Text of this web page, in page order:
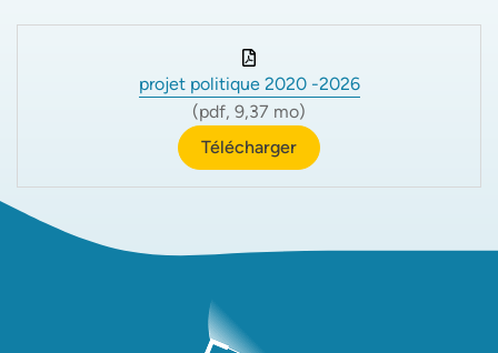
projet politique 2020 -2026
(pdf, 9,37 mo)
Télécharger